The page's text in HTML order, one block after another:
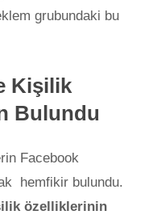
grubundaki bu
Kişilik
Bulundu
Facebook
hemfikir bulundu.
özelliklerinin